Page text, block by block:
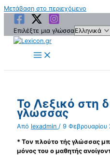
Μετάβαση στο περιεχόμενο
Επιλέξτε μια γλώσσα
Το Λεξικό στη
γλώσσας
Από lexadmin / 9 Φεβρουαρίου
* Τον πλούτο τής γλώσσας
μόνος του ο μαθητής